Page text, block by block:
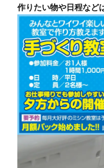
作りたい物や日程など